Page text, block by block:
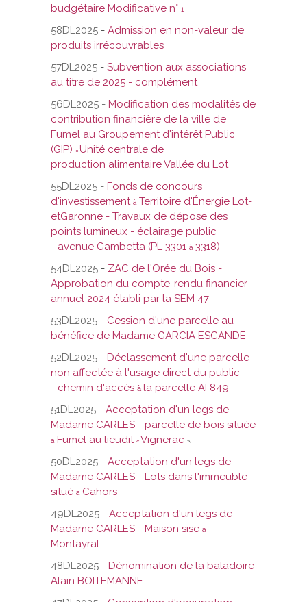
budgétaire Modificative n° 1
58DL2025 - Admission en non-valeur de
produits irrécouvrables
57DL2025 - Subvention aux associations
au titre de 2025 - complément
56DL2025 - Modification des modalités de
contribution financière de la ville de
Fumel au Groupement d'intérêt Public
(GIP) « Unité centrale de
production alimentaire Vallée du Lot
55DL2025 - Fonds de concours
d'investissement à Territoire d'Énergie Lot-
etGaronne - Travaux de dépose des
points lumineux - éclairage public
- avenue Gambetta (PL 3301 à 3318)
54DL2025 - ZAC de l'Orée du Bois -
Approbation du compte-rendu financier
annuel 2024 établi par la SEM 47
53DL2025 - Cession d'une parcelle au
bénéfice de Madame GARCIA ESCANDE
52DL2025 - Déclassement d'une parcelle
non affectée à l'usage direct du public
- chemin d'accès à la parcelle AI 849
51DL2025 - Acceptation d'un legs de
Madame CARLES - parcelle de bois située
à Fumel au lieudit « Vignerac ».
50DL2025 - Acceptation d'un legs de
Madame CARLES - Lots dans l'immeuble
situé à Cahors
49DL2025 - Acceptation d'un legs de
Madame CARLES - Maison sise à
Montayral
48DL2025 - Dénomination de la baladoire
Alain BOITEMANNE.